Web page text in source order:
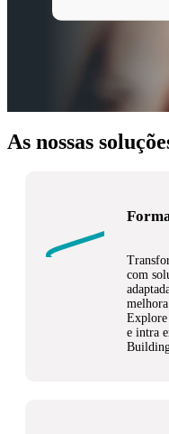
As nossas
com
Explore
e intra